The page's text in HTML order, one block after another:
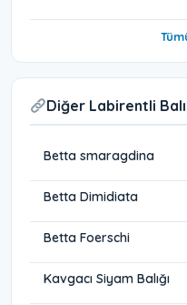
Diğer Labirentli
Betta smaragdina
Betta Dimidiata
Betta Foerschi
Kavgacı Siyam Balığı